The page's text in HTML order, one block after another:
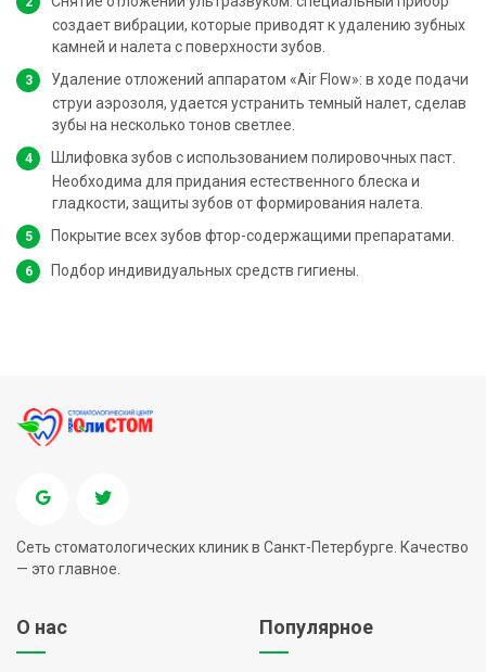
создает вибрации, которые приводят к удалению зубных
камней и налета с поверхности зубов.
Удаление отложений аппаратом «Air Flow»: в ходе подачи
струи аэрозоля, удается устранить темный налет, сделав
зубы на несколько тонов светлее.
Шлифовка зубов с использованием полировочных паст.
Необходима для придания естественного блеска и
гладкости, защиты зубов от формирования налета.
Покрытие всех зубов фтор-содержащими препаратами.
Подбор индивидуальных средств гигиены.
Сеть стоматологических клиник в Санкт-Петербурге. Качество
— это главное.
О нас Популярное